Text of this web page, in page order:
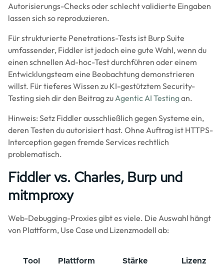
Autorisierungs-Checks oder schlecht validierte Eingaben
lassen sich so reproduzieren.
Für strukturierte Penetrations-Tests ist Burp Suite
umfassender, Fiddler ist jedoch eine gute Wahl, wenn du
einen schnellen Ad-hoc-Test durchführen oder einem
Entwicklungsteam eine Beobachtung demonstrieren
willst. Für tieferes Wissen zu KI-gestütztem Security-
Testing sieh dir den Beitrag zuAgentic AI Testingan.
Hinweis: Setz Fiddler ausschließlich gegen Systeme ein,
deren Testen du autorisiert hast. Ohne Auftrag ist HTTPS-
Interception gegen fremde Services rechtlich
problematisch.
Fiddler vs. Charles, Burp und
mitmproxy
Web-Debugging-Proxies gibt es viele. Die Auswahl hängt
von Plattform, Use Case und Lizenzmodell ab:
Tool Plattform Stärke Lizenz